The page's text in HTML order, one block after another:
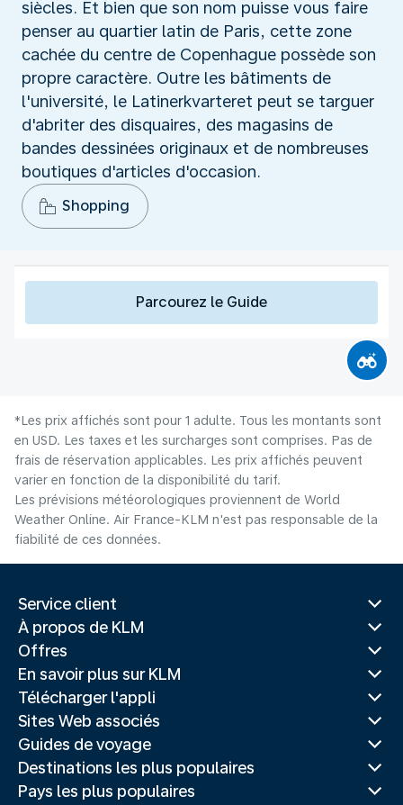
siècles. Et bien que son nom puisse vous faire
penser au quartier latin de Paris, cette zone
cachée du centre de Copenhague possède son
propre caractère. Outre les bâtiments de
l'université, le Latinerkvarteret peut se targuer
d'abriter des disquaires, des magasins de
bandes dessinées originaux et de nombreuses
boutiques d'articles d'occasion.
Shopping
Parcourez le Guide
*Les prix affichés sont pour 1 adulte. Tous les montants sont
en USD. Les taxes et les surcharges sont comprises. Pas de
frais de réservation applicables. Les prix affichés peuvent
varier en fonction de la disponibilité du tarif.
Les prévisions météorologiques proviennent de World
Weather Online. Air France-KLM n'est pas responsable de la
fiabilité de ces données.
Service client
À propos de KLM
Offres
En savoir plus sur KLM
Télécharger l'appli
Sites Web associés
Guides de voyage
Destinations les plus populaires
Pays les plus populaires